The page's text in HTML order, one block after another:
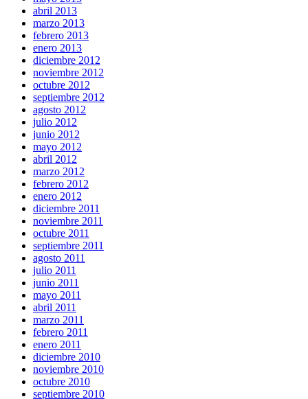
abril 2013
marzo 2013
febrero 2013
enero 2013
diciembre 2012
noviembre 2012
octubre 2012
septiembre 2012
agosto 2012
julio 2012
junio 2012
mayo 2012
abril 2012
marzo 2012
febrero 2012
enero 2012
diciembre 2011
noviembre 2011
octubre 2011
septiembre 2011
agosto 2011
julio 2011
junio 2011
mayo 2011
abril 2011
marzo 2011
febrero 2011
enero 2011
diciembre 2010
noviembre 2010
octubre 2010
septiembre 2010